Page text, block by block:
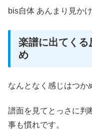
bis自体 あんまり見か
楽譜に出てくる
め
なんとなく感じはつか
譜面を見てとっさに判
事も慣れです。